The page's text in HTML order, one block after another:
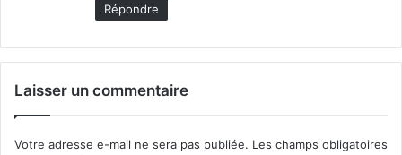
Répondre
Laisser un commentaire
Votre adresse e-mail ne sera pas publiée. Les champs obligatoires